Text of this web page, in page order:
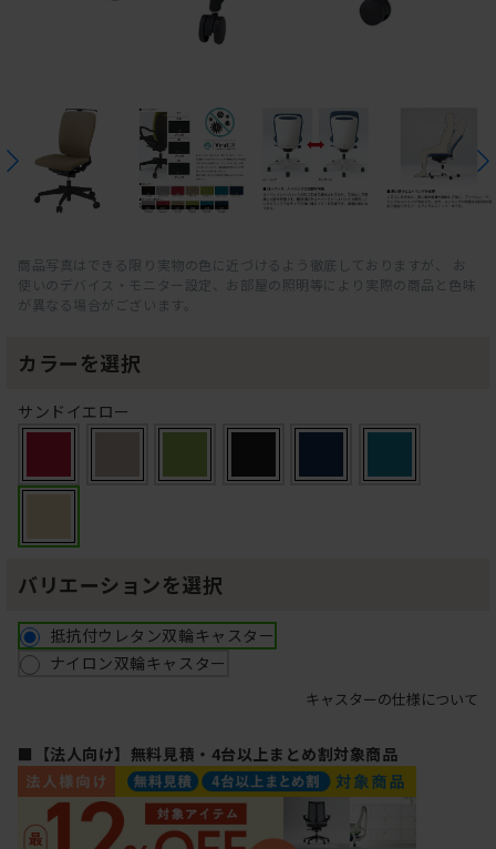
商品写真はできる限り実物の色に近づけるよう徹底しておりますが、 お
使いのデバイス・モニター設定、お部屋の照明等により実際の商品と色味
が異なる場合がございます。
カラーを選択
サンドイエロー
バリエーションを選択
抵抗付ウレタン双輪キャスター
ナイロン双輪キャスター
キャスターの仕様について
■【法人向け】無料見積・4台以上まとめ割対象商品